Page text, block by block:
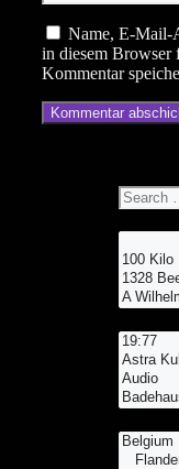
Name, E-Mail-
in diesem Browser
Kommentar